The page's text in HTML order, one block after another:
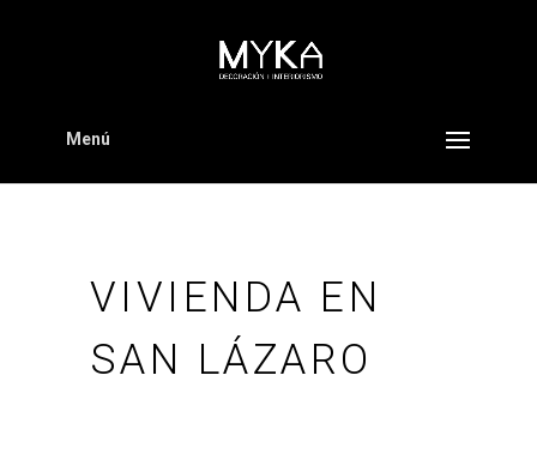
Menú
VIVIENDA EN
SAN LÁZARO